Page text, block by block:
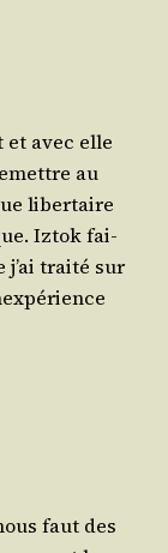
et avec elle
au
liber­taire
Iztok fai­
j’ai trai­té sur
faut des